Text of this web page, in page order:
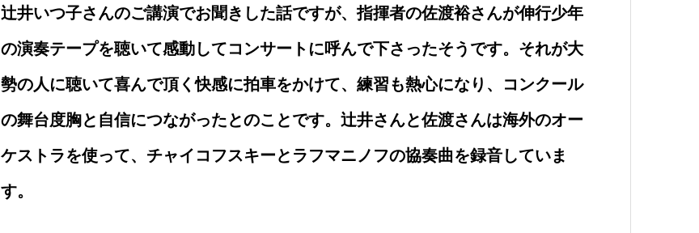
辻井いつ子さんのご講演でお聞きした話ですが、指揮者の佐渡裕さんが伸行少年
の演奏テープを聴いて感動してコンサートに呼んで下さったそうです。それが大
勢の人に聴いて喜んで頂く快感に拍車をかけて、練習も熱心になり、コンクール
の舞台度胸と自信につながったとのことです。辻井さんと佐渡さんは海外のオー
ケストラを使って、チャイコフスキーとラフマニノフの協奏曲を録音していま
す。